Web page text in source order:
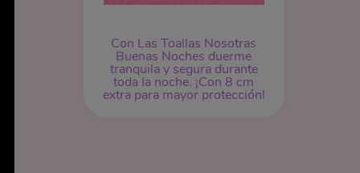
Con Las Toallas Nosotras
Buenas Noches duerme
tranquila y segura durante
toda la noche. ¡Con 8 cm
extra para mayor protección!